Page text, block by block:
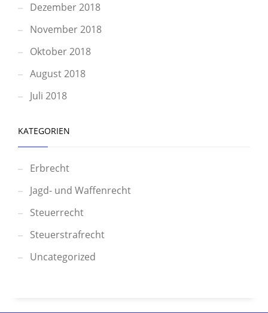
Dezember 2018
November 2018
Oktober 2018
August 2018
Juli 2018
KATEGORIEN
Erbrecht
Jagd- und Waffenrecht
Steuerrecht
Steuerstrafrecht
Uncategorized